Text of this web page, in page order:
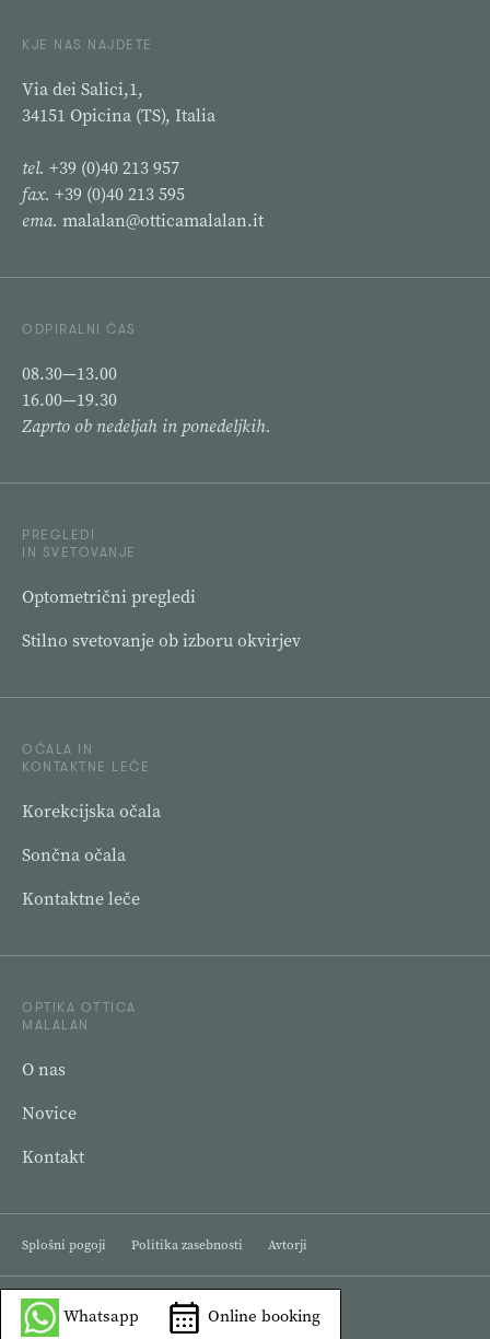
OPTIKA OTTICA
MALALAN
O nas
Novice
Kontakt
OČALA IN
KONTAKTNE LEČE
Korekcijska očala
Sončna očala
Kontaktne leče
PREGLEDI
IN SVETOVANJE
Optometrični pregledi
Stilno svetovanje ob izboru okvirjev
ODPIRALNI ČAS
08.30—13.00
16.00—19.30
Zaprto ob nedeljah in ponedeljkih.
KJE NAS NAJDETE
Via dei Salici,1,
34151 Opicina (TS), Italia
tel. +39 (0)40 213 957
fax. +39 (0)40 213 595
ema. malalan@otticamalalan.it
Splošni pogoji Politika zasebnosti Avtorji
2021 © Ottica Optika Malalan
Whatsapp Online booking